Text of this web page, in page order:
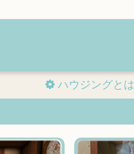
ハウジングとは